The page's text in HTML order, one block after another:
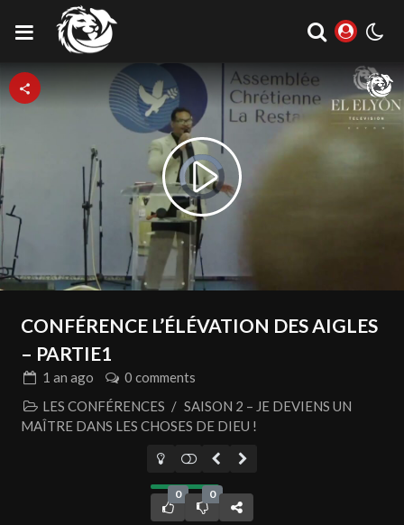
Video
Player
is
loading.
Play
Video
CONFÉRENCE L’ÉLÉVATION DES AIGLES
– PARTIE1
1 an ago
0 comments
LES CONFÉRENCES / SAISON 2 – JE DEVIENS UN
MAÎTRE DANS LES CHOSES DE DIEU !
0 0